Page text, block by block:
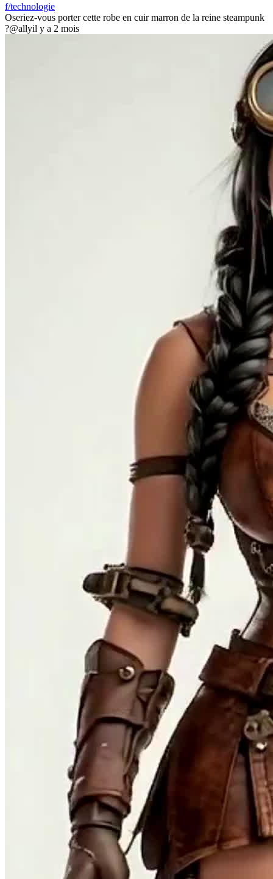
f/technologie
Oseriez-vous porter cette robe en cuir marron de la reine steampunk
?@allyil y a 2 mois